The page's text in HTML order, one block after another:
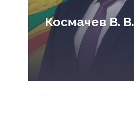
Космачев В. В.